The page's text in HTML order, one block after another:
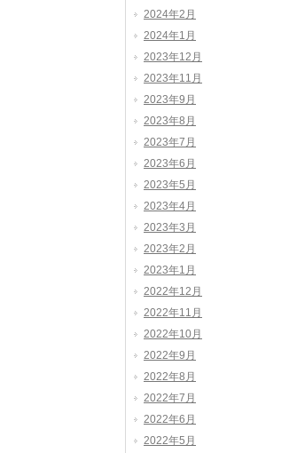
2024年2月
2024年1月
2023年12月
2023年11月
2023年9月
2023年8月
2023年7月
2023年6月
2023年5月
2023年4月
2023年3月
2023年2月
2023年1月
2022年12月
2022年11月
2022年10月
2022年9月
2022年8月
2022年7月
2022年6月
2022年5月